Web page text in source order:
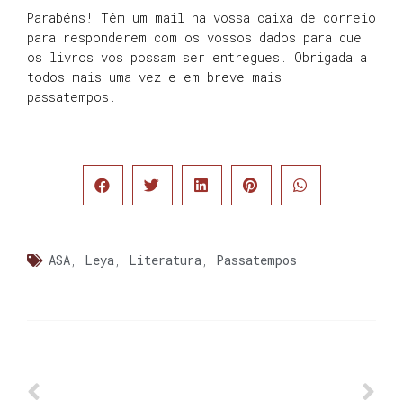
Parabéns! Têm um mail na vossa caixa de correio
para responderem com os vossos dados para que
os livros vos possam ser entregues. Obrigada a
todos mais uma vez e em breve mais
passatempos.
ASA, Leya, Literatura, Passatempos